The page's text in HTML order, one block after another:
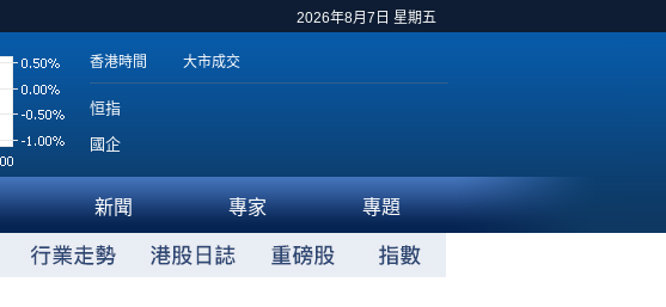
2026年8月7日 星期五
香港時間 大市成交
恒指
國企
新聞 專家 專題